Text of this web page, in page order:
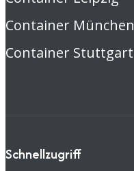
Container München
Container Stuttgart
Schnellzugriff